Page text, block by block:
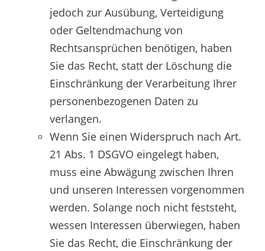
jedoch zur Ausübung, Verteidigung
oder Geltendmachung von
Rechtsansprüchen benötigen, haben
Sie das Recht, statt der Löschung die
Einschränkung der Verarbeitung Ihrer
personenbezogenen Daten zu
verlangen.
Wenn Sie einen Widerspruch nach Art.
21 Abs. 1 DSGVO eingelegt haben,
muss eine Abwägung zwischen Ihren
und unseren Interessen vorgenommen
werden. Solange noch nicht feststeht,
wessen Interessen überwiegen, haben
Sie das Recht, die Einschränkung der